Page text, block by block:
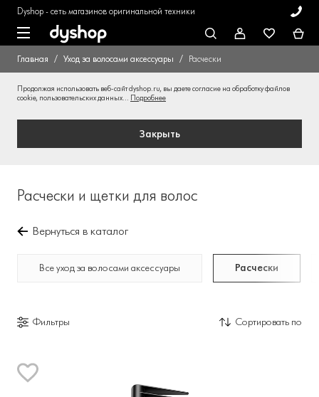
Dyshop - сеть магазинов оригинальной техники
Главная Уход за волосами аксессуары Расчески
Продолжая использовать веб-сайт dyshop.ru, вы даете согласие на обработку файлов
cookie, пользовательских данных... Подробнее
Закрыть
Расчески и щетки для волос
Вернуться в каталог
Все уход за волосами аксессуары Расчески
Фильтры Сортировать по